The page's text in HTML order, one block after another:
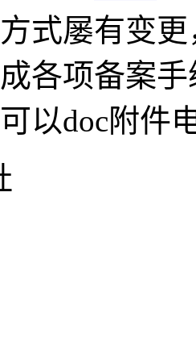
式屡有变
各项备案
以doc附件